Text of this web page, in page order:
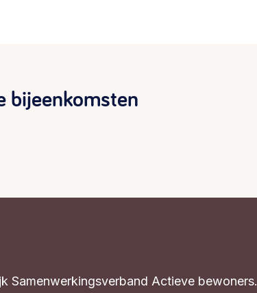
bijeenkomsten
Samenwerkingsverband Actieve bewoners.